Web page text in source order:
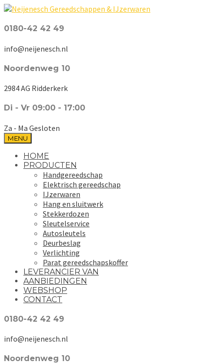
0180-42 42 49
info@neijenesch.nl
Noordenweg 10
2984 AG Ridderkerk
Di - Vr 09:00 - 17:00
Za - Ma Gesloten
MENU
HOME
PRODUCTEN
Handgereedschap
Elektrisch gereedschap
IJzerwaren
Hang en sluitwerk
Stekkerdozen
Sleutelservice
Autosleutels
Deurbeslag
Verlichting
Parat gereedschapskoffer
LEVERANCIER VAN
AANBIEDINGEN
WEBSHOP
CONTACT
0180-42 42 49
info@neijenesch.nl
Noordenweg 10